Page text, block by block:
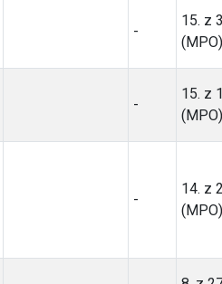
-
15. z
(MPO)
-
15. z
(MPO)
-
14. z
(MPO)